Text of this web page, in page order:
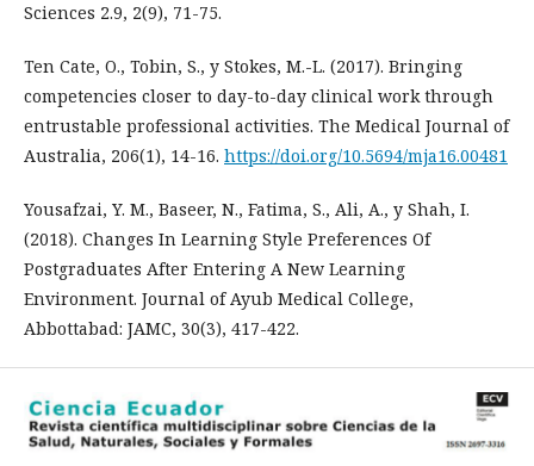
Sciences 2.9, 2(9), 71-75.
Ten Cate, O., Tobin, S., y Stokes, M.-L. (2017). Bringing
competencies closer to day-to-day clinical work through
entrustable professional activities. The Medical Journal of
Australia, 206(1), 14-16. https://doi.org/10.5694/mja16.00481
Yousafzai, Y. M., Baseer, N., Fatima, S., Ali, A., y Shah, I.
(2018). Changes In Learning Style Preferences Of
Postgraduates After Entering A New Learning
Environment. Journal of Ayub Medical College,
Abbottabad: JAMC, 30(3), 417-422.